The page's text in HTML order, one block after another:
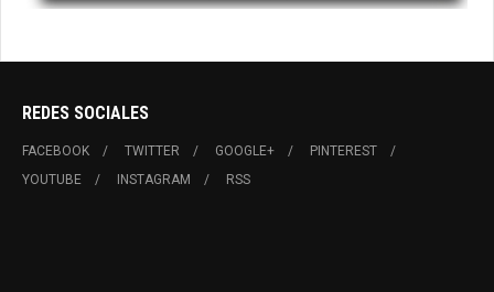
REDES SOCIALES
FACEBOOK TWITTER GOOGLE+
PINTEREST
YOUTUBE
INSTAGRAM RSS